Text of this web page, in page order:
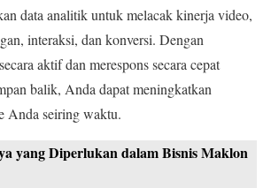
data analitik untuk melacak kinerja video,
interaksi, dan konversi. Dengan
aktif dan merespons secara cepat
balik, Anda dapat meningkatkan
Anda seiring waktu.
yang Diperlukan dalam Bisnis Maklon